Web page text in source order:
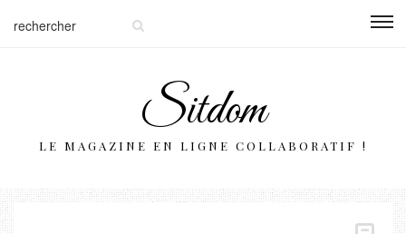
Sitdom
LE MAGAZINE EN LIGNE COLLABORATIF !